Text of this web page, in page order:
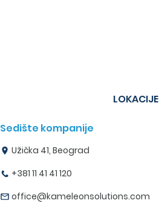
LOKACIJE
Sedište kompanije
Užička 41, Beograd
+381 11 41 41 120
office@kameleonsolutions.com